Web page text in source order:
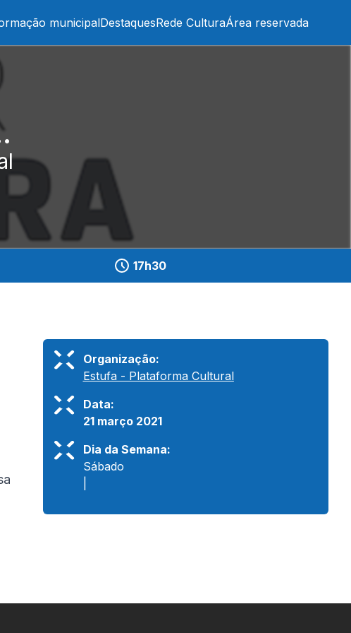
municipalDestaquesRede CulturaÁrea reservada
17h30
Organização:
Estufa - Plataforma Cultural
Data:
21 março 2021
Dia da Semana:
Sábado